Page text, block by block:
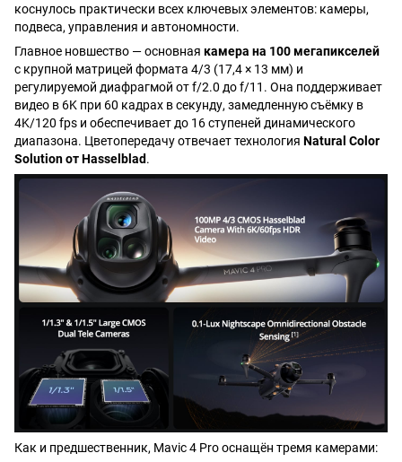
коснулось практически всех ключевых элементов: камеры,
подвеса, управления и автономности.
Главное новшество — основная камера на 100 мегапикселей
с крупной матрицей формата 4/3 (17,4 × 13 мм) и
регулируемой диафрагмой от f/2.0 до f/11. Она поддерживает
видео в 6K при 60 кадрах в секунду, замедленную съёмку в
4K/120 fps и обеспечивает до 16 ступеней динамического
диапазона. Цветопередачу отвечает технология Natural Color
Solution от Hasselblad.
Как и предшественник, Mavic 4 Pro оснащён тремя камерами: